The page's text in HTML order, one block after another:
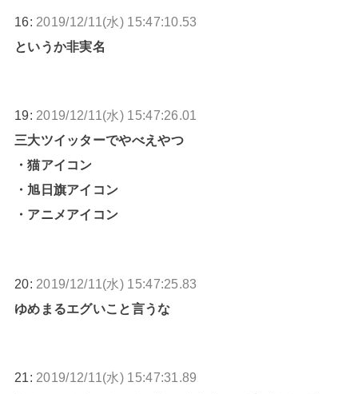
16: 2019/12/11(水) 15:47:10.53
というか非実名
19: 2019/12/11(水) 15:47:26.01
三大ツイッターでやべえやつ
・猫アイコン
・旭日旗アイコン
・アニメアイコン
20: 2019/12/11(水) 15:47:25.83
ゆめまるエグいこと言うな
21: 2019/12/11(水) 15:47:31.89